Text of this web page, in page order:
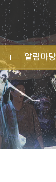
알림마당
공지사항
가정통신문
행사 안내
수상 실적
명예의 전당
각종 규정
각종 서식
민원 신청